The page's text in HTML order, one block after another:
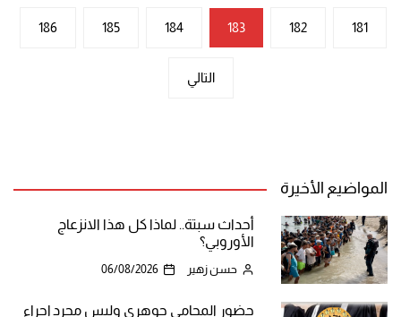
المقالات
181
182
183
184
185
186
التالي
المواضيع الأخيرة
أحداث سبتة.. لماذا كل هذا الانزعاج
الأوروبي؟
حسن زهير 06/08/2026
حضور المحامي جوهري وليس مجرد إجراء